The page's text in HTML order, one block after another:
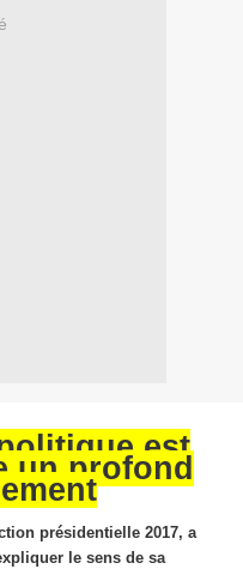
est
un profond
présidentielle 2017, a
le sens de sa